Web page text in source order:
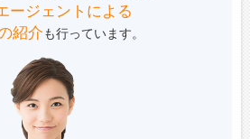
ージェントによる
紹介も行っています。